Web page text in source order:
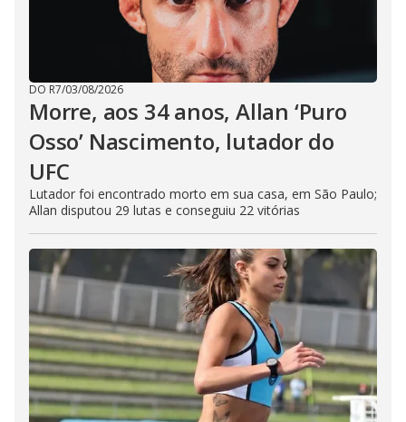
DO R7/03/08/2026
Morre, aos 34 anos, Allan ‘Puro
Osso’ Nascimento, lutador do
UFC
Lutador foi encontrado morto em sua casa, em São Paulo;
Allan disputou 29 lutas e conseguiu 22 vitórias